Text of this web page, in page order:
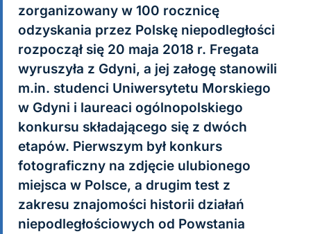
zorganizowany w 100 rocznicę
odzyskania przez Polskę niepodległości
rozpoczął się 20 maja 2018 r. Fregata
wyruszyła z Gdyni, a jej załogę stanowili
m.in. studenci Uniwersytetu Morskiego
w Gdyni i laureaci ogólnopolskiego
konkursu składającego się z dwóch
etapów. Pierwszym był konkurs
fotograficzny na zdjęcie ulubionego
miejsca w Polsce, a drugim test z
zakresu znajomości historii działań
niepodległościowych od Powstania